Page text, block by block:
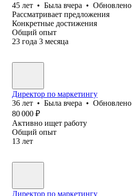
45 лет • Была вчера • Обновлено
Рассматривает предложения
Конкретные достижения
Общий опыт
23 года 3 месяца
Директор по маркетингу
36 лет • Была вчера • Обновлено
80 000 ₽
Активно ищет работу
Общий опыт
13 лет
Директор по маркетингу